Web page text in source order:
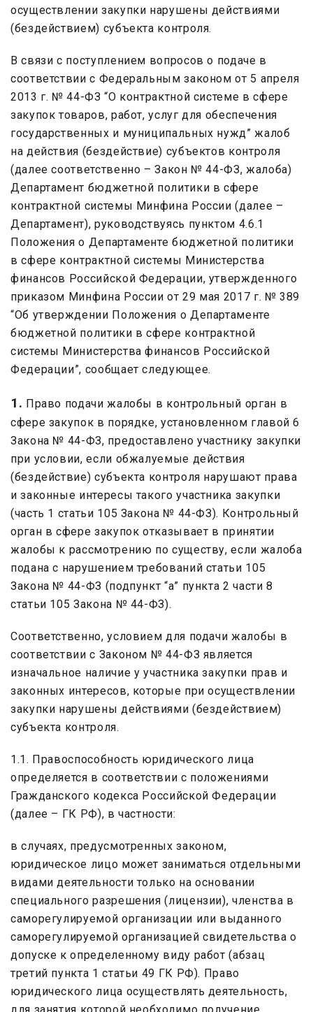
осуществлении закупки нарушены действиями
(бездействием) субъекта контроля.
В связи с поступлением вопросов о подаче в
соответствии с Федеральным законом от 5 апреля
2013 г. № 44-ФЗ “О контрактной системе в сфере
закупок товаров, работ, услуг для обеспечения
государственных и муниципальных нужд” жалоб
на действия (бездействие) субъектов контроля
(далее соответственно – Закон № 44-ФЗ, жалоба)
Департамент бюджетной политики в сфере
контрактной системы Минфина России (далее –
Департамент), руководствуясь пунктом 4.6.1
Положения о Департаменте бюджетной политики
в сфере контрактной системы Министерства
финансов Российской Федерации, утвержденного
приказом Минфина России от 29 мая 2017 г. № 389
“Об утверждении Положения о Департаменте
бюджетной политики в сфере контрактной
системы Министерства финансов Российской
Федерации”, сообщает следующее.
1. Право подачи жалобы в контрольный орган в
сфере закупок в порядке, установленном главой 6
Закона № 44-ФЗ, предоставлено участнику закупки
при условии, если обжалуемые действия
(бездействие) субъекта контроля нарушают права
и законные интересы такого участника закупки
(часть 1 статьи 105 Закона № 44-ФЗ). Контрольный
орган в сфере закупок отказывает в принятии
жалобы к рассмотрению по существу, если жалоба
подана с нарушением требований статьи 105
Закона № 44-ФЗ (подпункт “а” пункта 2 части 8
статьи 105 Закона № 44-ФЗ).
Соответственно, условием для подачи жалобы в
соответствии с Законом № 44-ФЗ является
изначальное наличие у участника закупки прав и
законных интересов, которые при осуществлении
закупки нарушены действиями (бездействием)
субъекта контроля.
1.1. Правоспособность юридического лица
определяется в соответствии с положениями
Гражданского кодекса Российской Федерации
(далее – ГК РФ), в частности:
в случаях, предусмотренных законом,
юридическое лицо может заниматься отдельными
видами деятельности только на основании
специального разрешения (лицензии), членства в
саморегулируемой организации или выданного
саморегулируемой организацией свидетельства о
допуске к определенному виду работ (абзац
третий пункта 1 статьи 49 ГК РФ). Право
юридического лица осуществлять деятельность,